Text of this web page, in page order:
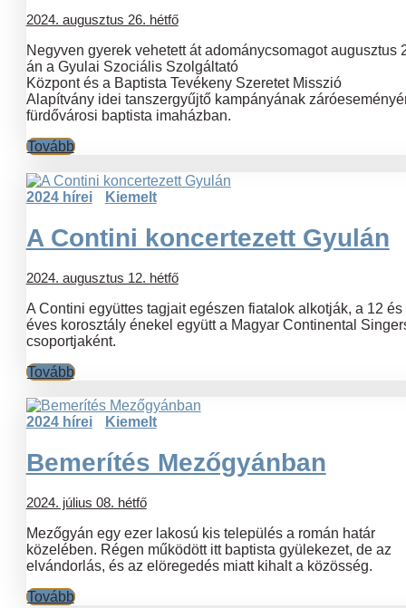
2024. augusztus 26. hétfő
Negyven gyerek vehetett át adománycsomagot augusztus
án a Gyulai Szociális Szolgáltató
Központ és a Baptista Tevékeny Szeretet Misszió
Alapítvány idei tanszergyűjtő kampányának
fürdővárosi baptista imaházban.
Tovább
2024 hírei Kiemelt
A Contini koncertezett Gyulán
2024. augusztus 12. hétfő
A Contini együttes tagjait egészen fiatalok alkotják, a 12 és
éves korosztály énekel együtt a Magyar Continental
csoportjaként.
Tovább
2024 hírei Kiemelt
Bemerítés Mezőgyánban
2024. július 08. hétfő
Mezőgyán egy ezer lakosú kis település a román határ
közelében. Régen működött itt baptista gyülekezet, de az
elvándorlás, és az elöregedés miatt kihalt a közösség.
Tovább